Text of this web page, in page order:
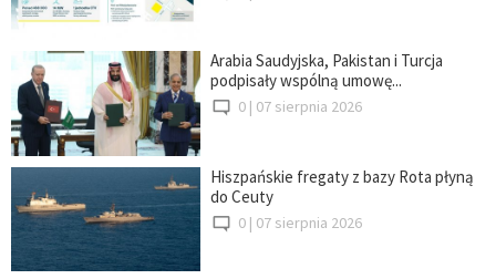
Arabia Saudyjska, Pakistan i Turcja
podpisały wspólną umowę...
0 | 07 sierpnia 2026
Hiszpańskie fregaty z bazy Rota płyną
do Ceuty
0 | 07 sierpnia 2026